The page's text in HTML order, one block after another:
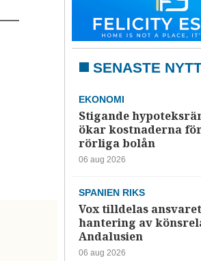
SENASTE
EKONOMI
Stigande
ökar kostnaderna
rörliga bolån
06 aug 2026
SPANIEN RIKS
Vox tilldelas
hantering av
Andalusien
06 aug 2026